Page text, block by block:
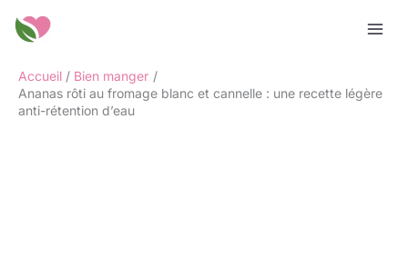
Accueil
Bien manger
Ananas rôti au fromage blanc et cannelle : une recette légère
anti-rétention d’eau